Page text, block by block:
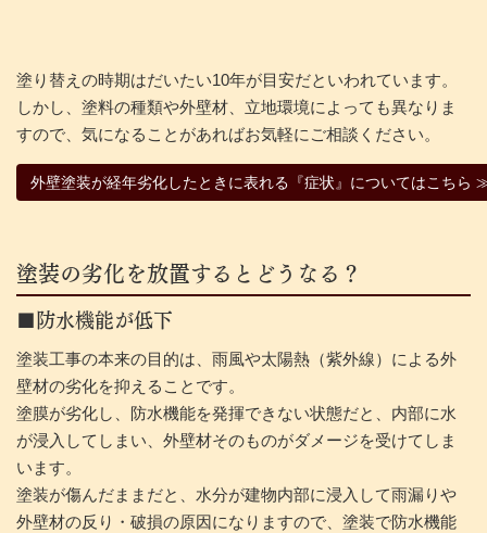
塗り替えの時期はだいたい10年が目安だといわれています。
しかし、塗料の種類や外壁材、立地環境によっても異なりま
すので、気になることがあればお気軽にご相談ください。
外壁塗装が経年劣化したときに表れる『症状』についてはこちら
塗装の劣化を放置するとどうなる？
■防水機能が低下
塗装工事の本来の目的は、雨風や太陽熱（紫外線）による外
壁材の劣化を抑えることです。
塗膜が劣化し、防水機能を発揮できない状態だと、内部に水
が浸入してしまい、外壁材そのものがダメージを受けてしま
います。
塗装が傷んだままだと、水分が建物内部に浸入して雨漏りや
外壁材の反り・破損の原因になりますので、塗装で防水機能